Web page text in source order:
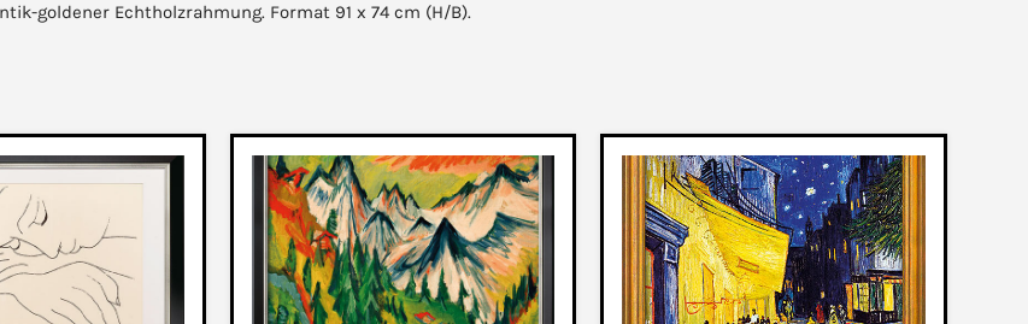
goldener Echtholzrahmung. Format 91 x 74 cm (H/B).